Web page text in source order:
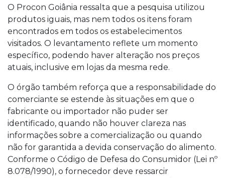
O Procon Goiânia ressalta que a pesquisa utilizou
produtos iguais, mas nem todos os itens foram
encontrados em todos os estabelecimentos
visitados. O levantamento reflete um momento
específico, podendo haver alteração nos preços
atuais, inclusive em lojas da mesma rede.
O órgão também reforça que a responsabilidade do
comerciante se estende às situações em que o
fabricante ou importador não puder ser
identificado, quando não houver clareza nas
informações sobre a comercialização ou quando
não for garantida a devida conservação do alimento.
Conforme o Código de Defesa do Consumidor (Lei nº
8.078/1990), o fornecedor deve ressarcir